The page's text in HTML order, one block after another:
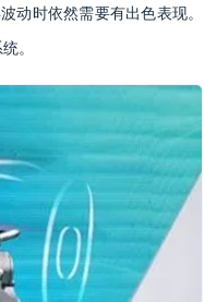
动时依然需要有出色表现。
。